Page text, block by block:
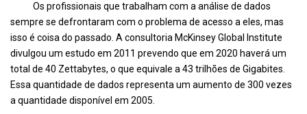
Os profissionais que trabalham com a análise de dados
sempre se defrontaram com o problema de acesso a eles, mas
isso é coisa do passado. A consultoria McKinsey Global Institute
divulgou um estudo em 2011 prevendo que em 2020 haverá um
total de 40 Zettabytes, o que equivale a 43 trilhões de Gigabites.
Essa quantidade de dados representa um aumento de 300 vezes
a quantidade disponível em 2005.